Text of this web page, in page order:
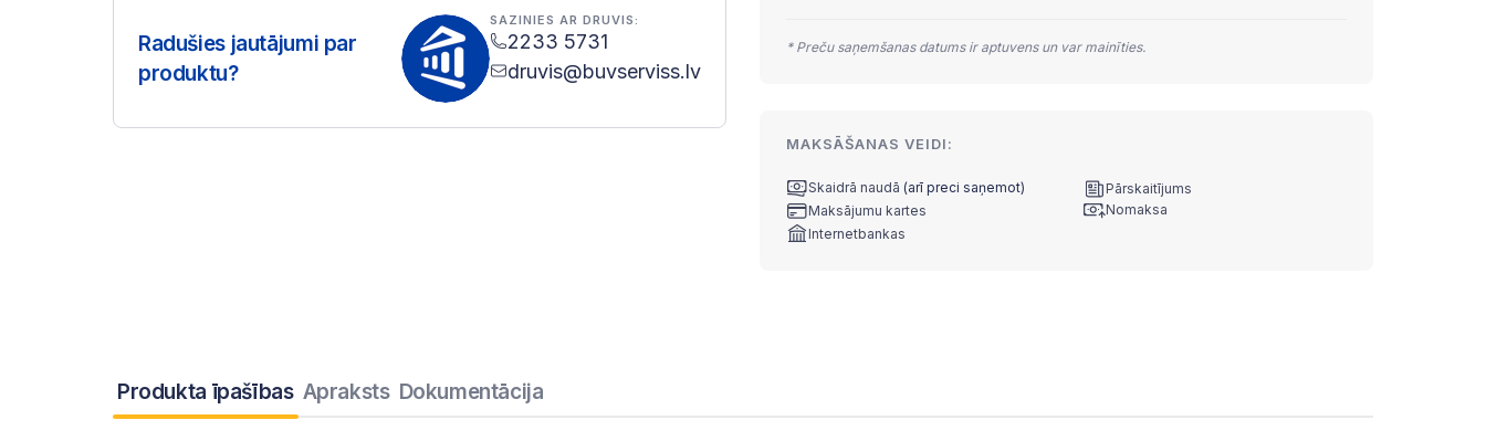
Radušies jautājumi par
produktu?
SAZINIES AR DRUVIS:
2233 5731
druvis@buvserviss.lv
* Preču saņemšanas datums ir aptuvens un var mainīties.
MAKSĀŠANAS VEIDI:
Skaidrā naudā (arī preci saņemot)
Maksājumu kartes
Internetbankas
Pārskaitījums
Nomaksa
Produkta īpašības Apraksts Dokumentācija